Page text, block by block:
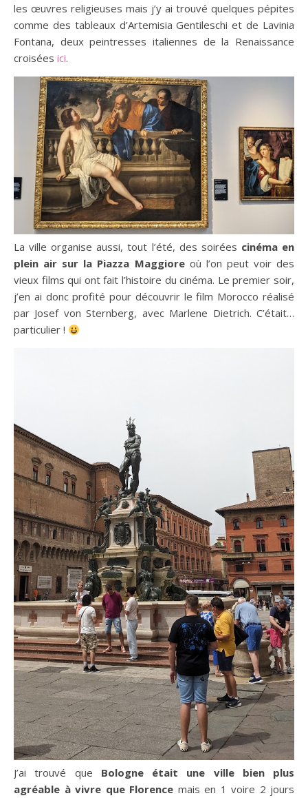
les œuvres religieuses mais j’y ai trouvé quelques pépites
comme des tableaux d’Artemisia Gentileschi et de Lavinia
Fontana, deux peintresses italiennes de la Renaissance
croisées ici.
La ville organise aussi, tout l’été, des soirées cinéma en
plein air sur la Piazza Maggioreoù l’on peut voir des
vieux films qui ont fait l’histoire du cinéma. Le premier soir,
j’en ai donc profité pour découvrir le film Morocco réalisé
par Josef von Sternberg, avec Marlene Dietrich. C’était…
particulier !
J’ai trouvé que Bologne était une ville bien plus
agréable à vivre que Florence mais en 1 voire 2 jours